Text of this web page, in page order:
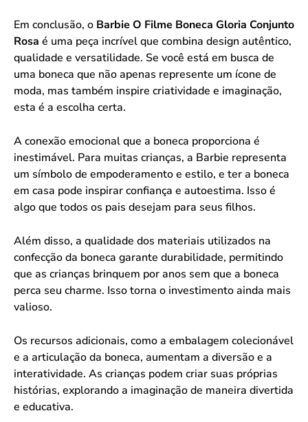
Em conclusão, o Barbie O Filme Boneca Gloria Conjunto
Rosa é uma peça incrível que combina design autêntico,
qualidade e versatilidade. Se você está em busca de
uma boneca que não apenas represente um ícone de
moda, mas também inspire criatividade e imaginação,
esta é a escolha certa.
A conexão emocional que a boneca proporciona é
inestimável. Para muitas crianças, a Barbie representa
um símbolo de empoderamento e estilo, e ter a boneca
em casa pode inspirar confiança e autoestima. Isso é
algo que todos os pais desejam para seus filhos.
Além disso, a qualidade dos materiais utilizados na
confecção da boneca garante durabilidade, permitindo
que as crianças brinquem por anos sem que a boneca
perca seu charme. Isso torna o investimento ainda mais
valioso.
Os recursos adicionais, como a embalagem colecionável
e a articulação da boneca, aumentam a diversão e a
interatividade. As crianças podem criar suas próprias
histórias, explorando a imaginação de maneira divertida
e educativa.